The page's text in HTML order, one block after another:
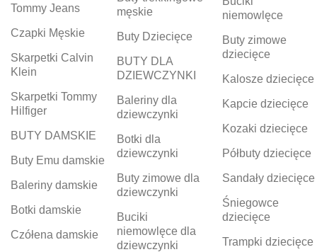
Tommy Jeans
Czapki Męskie
Skarpetki Calvin
Klein
Skarpetki Tommy
Hilfiger
BUTY DAMSKIE
Buty Emu damskie
Baleriny damskie
Botki damskie
Czółena damskie
męskie
Buty Dziecięce
BUTY DLA
DZIEWCZYNKI
Baleriny dla
dziewczynki
Botki dla
dziewczynki
Buty zimowe dla
dziewczynki
Buciki
niemowlęce dla
dziewczynki
niemowlęce
Buty zimowe
dziecięce
Kalosze dziecięce
Kapcie dziecięce
Kozaki dziecięce
Półbuty dziecięce
Sandały dziecięce
Śniegowce
dziecięce
Trampki dziecięce